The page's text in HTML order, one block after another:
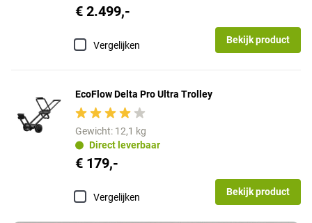
€ 2.499,-
Vergelijken Bekijk product
EcoFlow Delta Pro Ultra Trolley
Gewicht: 12,1 kg
Direct leverbaar
€ 179,-
Vergelijken Bekijk product